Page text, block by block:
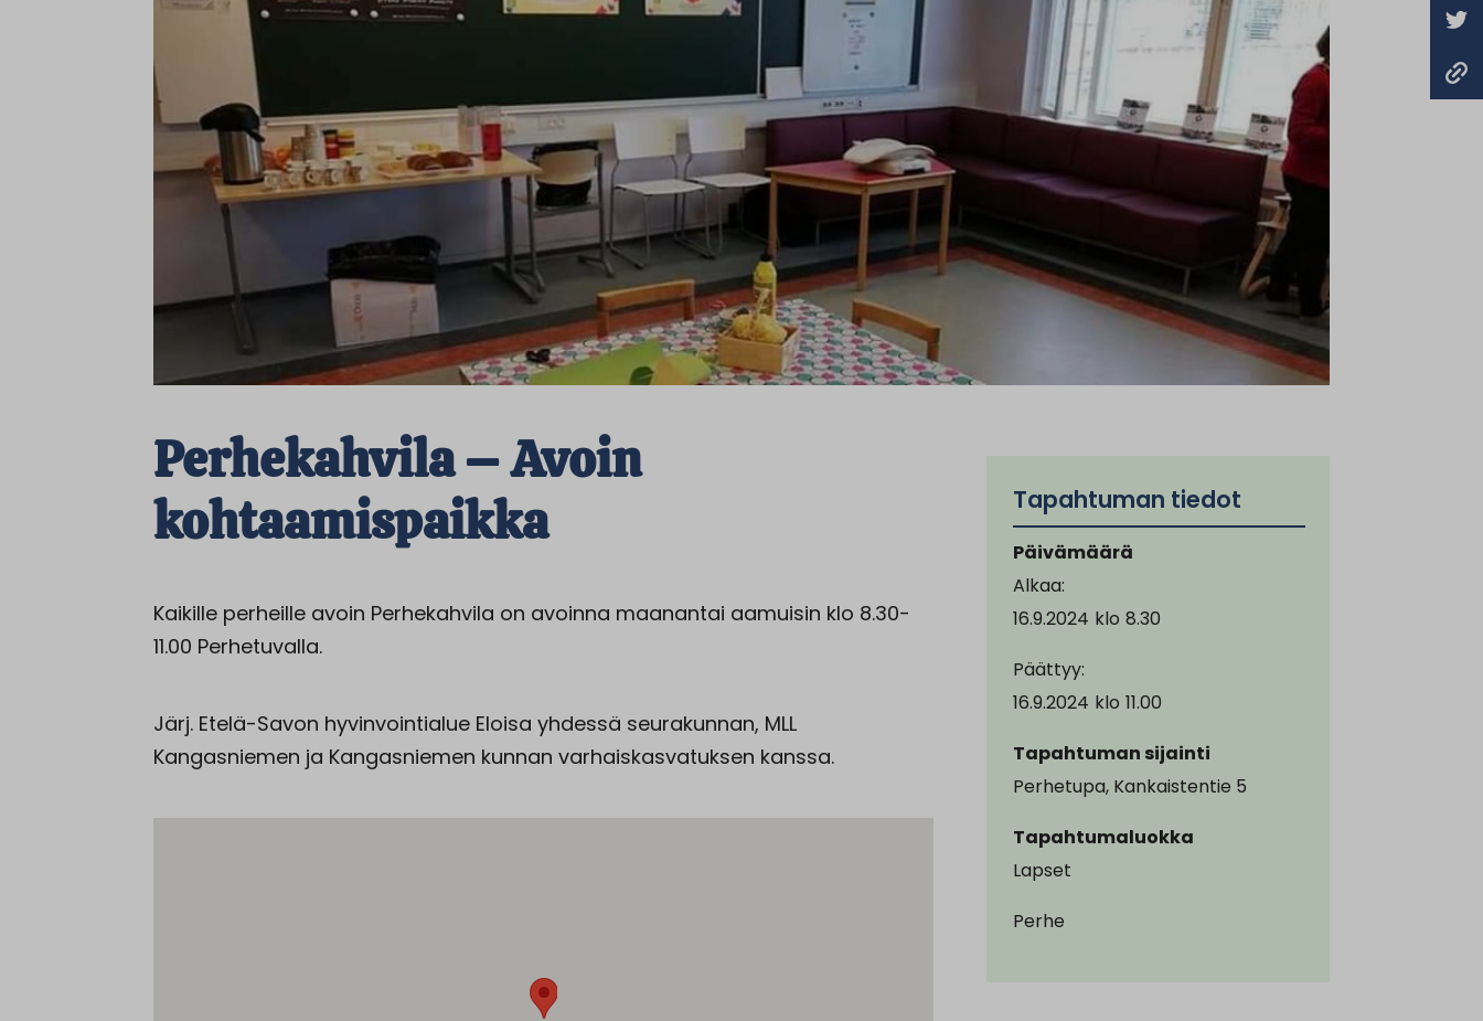
Perhekahvila – Avoin
kohtaamispaikka
Kaikille perheille avoin Perhekahvila on avoinna maanantai aamuisin klo 8.30-
11.00 Perhetuvalla.
Järj. Etelä-Savon hyvinvointialue Eloisa yhdessä seurakunnan, MLL
Kangasniemen ja Kangasniemen kunnan varhaiskasvatuksen kanssa.
Tapahtuman tiedot
Päivämäärä
Alkaa:
16.9.2024 klo 8.30
Päättyy:
16.9.2024 klo 11.00
Tapahtuman sijainti
Perhetupa, Kankaistentie 5
Tapahtumaluokka
Lapset
Perhe